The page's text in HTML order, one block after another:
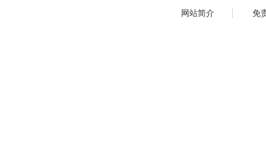
网站简介 免